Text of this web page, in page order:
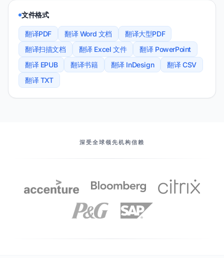
文件格式
翻译PDF 翻译 Word 文档
翻译大型PDF
翻译扫描文档
翻译 Excel 文件
翻译 PowerPoint
翻译 EPUB
翻译书籍 翻译 InDesign
翻译 CSV
翻译 TXT
深受全球领先机构信赖